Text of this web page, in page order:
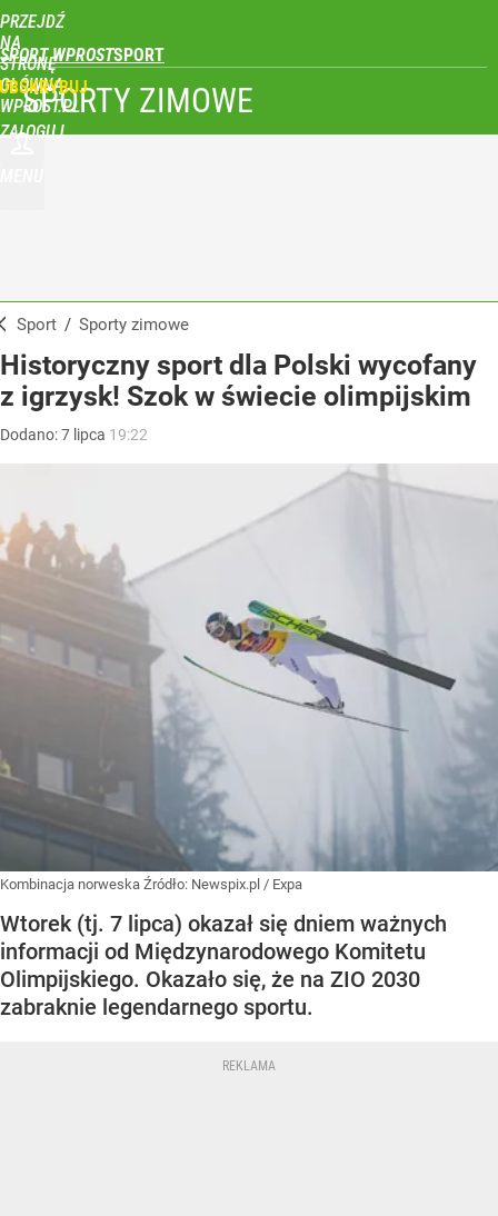
PRZEJDŹ
NA
STRONĘ
GŁÓWNĄ
WPROST.PL
SPORT WPROST
ZALOGUJ
SPORTY ZIMOWE
Sport / Sporty zimowe
Historyczny sport dla Polski wycofany
z igrzysk! Szok w świecie olimpijskim
Dodano:7 lipca 19:22
Kombinacja norweska Źródło: Newspix.pl / Expa
Wtorek (tj. 7 lipca) okazał się dniem ważnych
informacji od Międzynarodowego Komitetu
Olimpijskiego. Okazało się, że na ZIO 2030
zabraknie legendarnego sportu.